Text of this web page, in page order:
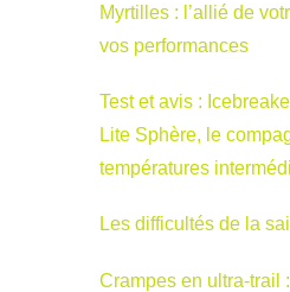
Myrtilles : l’allié de
vos performances
Test et avis :
Lite Sphère, le
températures
Les difficultés de la
Crampes en ultra-trail